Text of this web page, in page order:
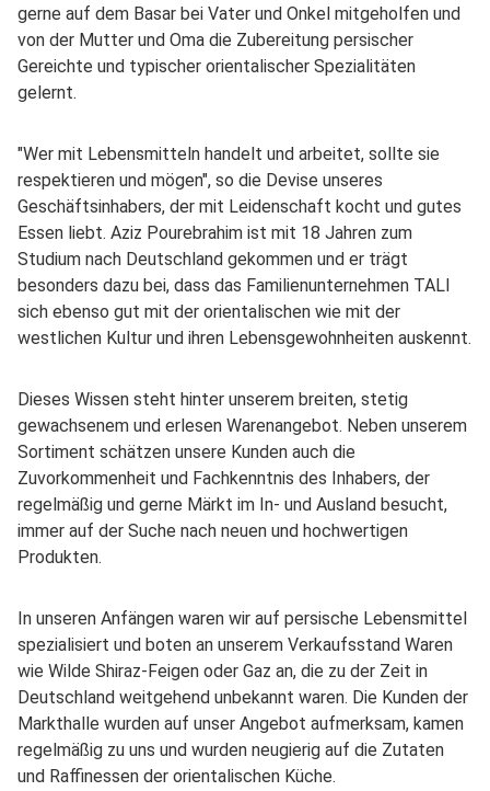
gerne auf dem Basar bei Vater und Onkel mitgeholfen und
von der Mutter und Oma die Zubereitung persischer
Gereichte und typischer orientalischer Spezialitäten
gelernt.
"Wer mit Lebensmitteln handelt und arbeitet, sollte sie
respektieren und mögen", so die Devise unseres
Geschäftsinhabers, der mit Leidenschaft kocht und gutes
Essen liebt. Aziz Pourebrahim ist mit 18 Jahren zum
Studium nach Deutschland gekommen und er trägt
besonders dazu bei, dass das Familienunternehmen TALI
sich ebenso gut mit der orientalischen wie mit der
westlichen Kultur und ihren Lebensgewohnheiten auskennt.
Dieses Wissen steht hinter unserem breiten, stetig
gewachsenem und erlesen Warenangebot. Neben unserem
Sortiment schätzen unsere Kunden auch die
Zuvorkommenheit und Fachkenntnis des Inhabers, der
regelmäßig und gerne Märkt im In- und Ausland besucht,
immer auf der Suche nach neuen und hochwertigen
Produkten.
In unseren Anfängen waren wir auf persische Lebensmittel
spezialisiert und boten an unserem Verkaufsstand Waren
wie Wilde Shiraz-Feigen oder Gaz an, die zu der Zeit in
Deutschland weitgehend unbekannt waren. Die Kunden der
Markthalle wurden auf unser Angebot aufmerksam, kamen
regelmäßig zu uns und wurden neugierig auf die Zutaten
und Raffinessen der orientalischen Küche.